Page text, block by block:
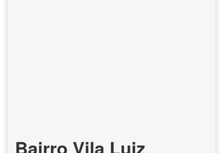
Bairro Vila Luiz